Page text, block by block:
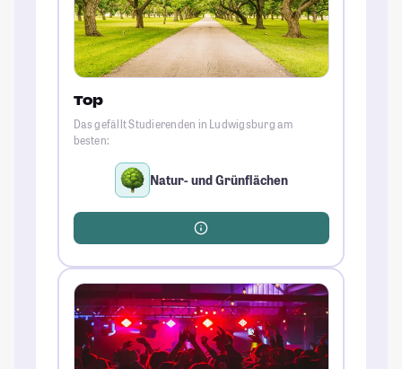
Top
Das gefällt Studierenden in Ludwigsburg am
besten:
Natur- und Grünflächen